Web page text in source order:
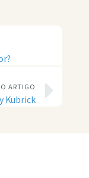
ARTIGO
Kubrick